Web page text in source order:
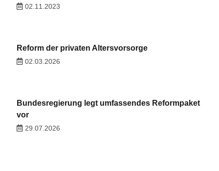
02.11.2023
Reform der privaten Altersvorsorge
02.03.2026
Bundesregierung legt umfassendes Reformpaket
vor
29.07.2026